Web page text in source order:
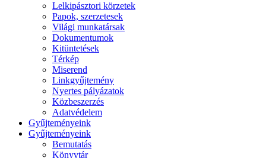
Lelkipásztori körzetek
Papok, szerzetesek
Világi munkatársak
Dokumentumok
Kitüntetések
Térkép
Miserend
Linkgyűjtemény
Nyertes pályázatok
Közbeszerzés
Adatvédelem
Gyűjteményeink
Gyűjteményeink
Bemutatás
Könyvtár